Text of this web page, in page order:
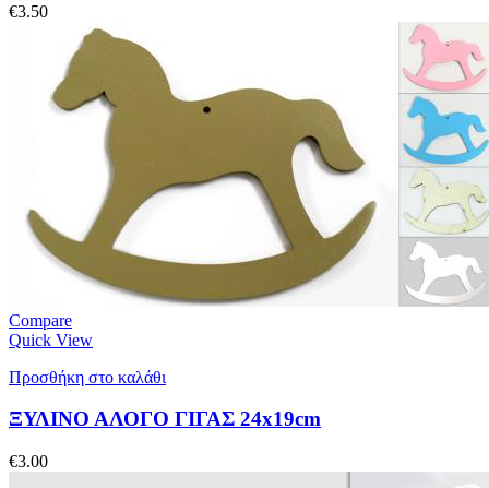
€3.50
Compare
Quick View
Προσθήκη στο καλάθι
ΞΥΛΙΝΟ ΑΛΟΓΟ ΓΙΓΑΣ 24x19cm
€3.00